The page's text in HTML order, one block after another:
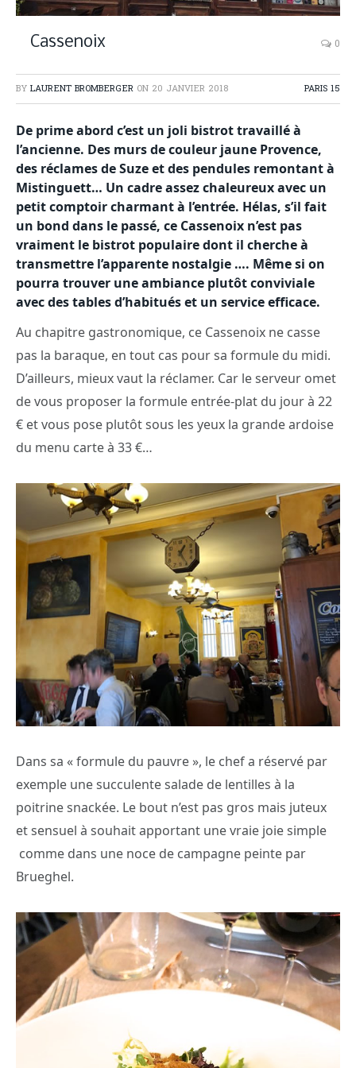
Cassenoix 0
BY LAURENT BROMBERGER ON 20 JANVIER 2018 PARIS 15
De prime abord c’est un joli bistrot travaillé à
l’ancienne. Des murs de couleur jaune Provence,
des réclames de Suze et des pendules remontant à
Mistinguett… Un cadre assez chaleureux avec un
petit comptoir charmant à l’entrée. Hélas, s’il fait
un bond dans le passé, ce Cassenoix n’est pas
vraiment le bistrot populaire dont il cherche à
transmettre l’apparente nostalgie …. Même si on
pourra trouver une ambiance plutôt conviviale
avec des tables d’habitués et un service efficace.
Au chapitre gastronomique, ce Cassenoix ne casse
pas la baraque, en tout cas pour sa formule du midi.
D’ailleurs, mieux vaut la réclamer. Car le serveur omet
de vous proposer la formule entrée-plat du jour à 22
€ et vous pose plutôt sous les yeux la grande ardoise
du menu carte à 33 €…
Dans sa « formule du pauvre », le chef a réservé par
exemple une succulente salade de lentilles à la
poitrine snackée. Le bout n’est pas gros mais juteux
et sensuel à souhait apportant une vraie joie simple
comme dans une noce de campagne peinte par
Brueghel.